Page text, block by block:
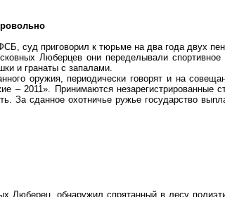
суд приговорил к тюрьме на два года двух
Люберцевони переделывали спортивное
и гранаты с запалами.
оружия, периодически говорят и на
– 2011». Принимаются незарегистрированные
За сданное охотничье ружье государство
Люберец, обнаружил спрятанный в лесу